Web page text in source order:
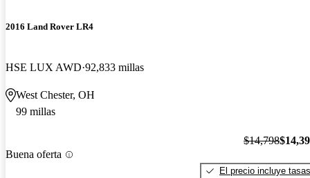
2016 Land Rover LR4
HSE LUX AWD 92,833 millas
West Chester, OH
99 millas
Buena oferta
$14,798
El precio incluye tasas